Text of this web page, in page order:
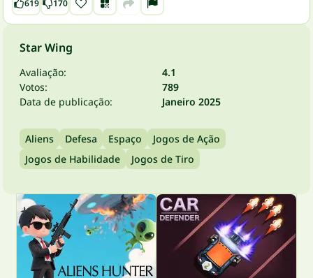
619 170
Star Wing
Avaliação:
4.1
Votos:
789
Data de publicação:
Janeiro 2025
Aliens Defesa Espaço
Jogos de Ação
Jogos de Habilidade
Jogos de Tiro